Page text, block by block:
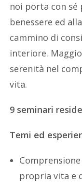
noi porta con
benessere ed
cammino di
interiore.
serenità nel
vita.
9 seminari
Temi ed
propria vita e